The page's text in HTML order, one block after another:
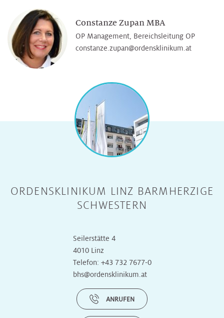
Constanze Zupan MBA
OP Management, Bereichsleitung OP
constanze.zupan@­ordensklinikum.at
ORDENSKLINIKUM LINZ BARMHERZIGE
SCHWESTERN
Seilerstätte 4
4010 Linz
Telefon: +43 732 7677-0
bhs@ordensklinikum.at
ANRUFEN